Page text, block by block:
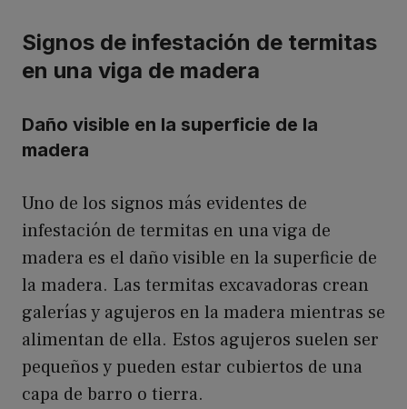
Signos de infestación de termitas
en una viga de madera
Daño visible en la superficie de la
madera
Uno de los signos más evidentes de
infestación de termitas en una viga de
madera es el daño visible en la superficie de
la madera. Las termitas excavadoras crean
galerías y agujeros en la madera mientras se
alimentan de ella. Estos agujeros suelen ser
pequeños y pueden estar cubiertos de una
capa de barro o tierra.